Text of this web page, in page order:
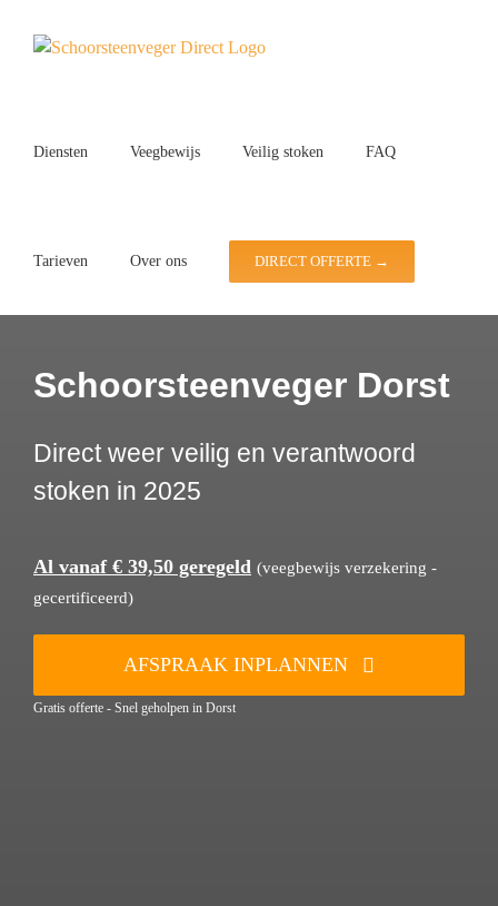
Diensten Veegbewijs Veilig stoken FAQ
Tarieven Over ons DIRECT OFFERTE →
Schoorsteenveger Dorst
Direct weer veilig en verantwoord
stoken in 2025
Al vanaf € 39,50 geregeld (veegbewijs verzekering -
gecertificeerd)
AFSPRAAK INPLANNEN
Gratis offerte - Snel geholpen in Dorst